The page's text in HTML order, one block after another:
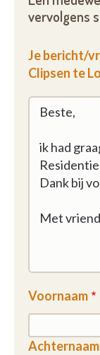
vervolgens
Je bericht/
Clipsen te
Voornaam
Achternaam